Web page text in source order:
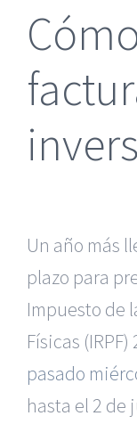
Un año más
plazo para
Impuesto de
Físicas (IRPF)
pasado
hasta el 2 de